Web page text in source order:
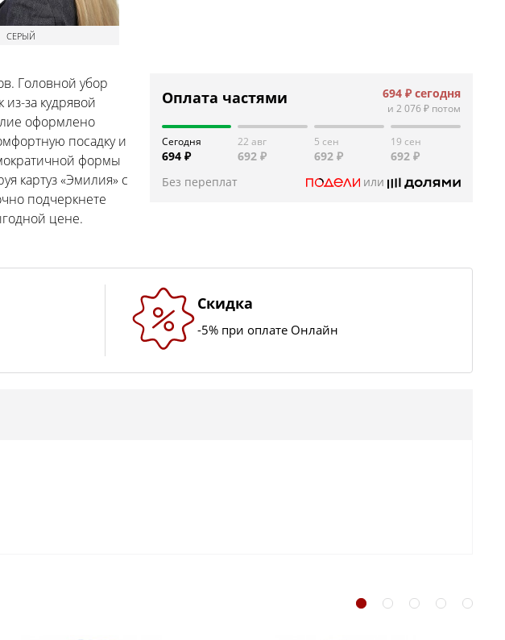
СЕРЫЙ
Головной убор
за кудрявой
оформлено
посадку и
формы
картуз «Эмилия» с
подчеркнете
цене.
Оплата частями 694 ₽сегодня
и 2 076 ₽потом
Сегодня
694 ₽
22 авг
692 ₽
5 сен
692 ₽
19 сен
692 ₽
Без переплат
или
Скидка
-5% при оплате Онлайн